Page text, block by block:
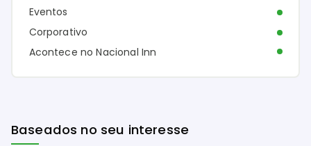
Eventos
Corporativo
Acontece no Nacional Inn
Baseados no seu interesse